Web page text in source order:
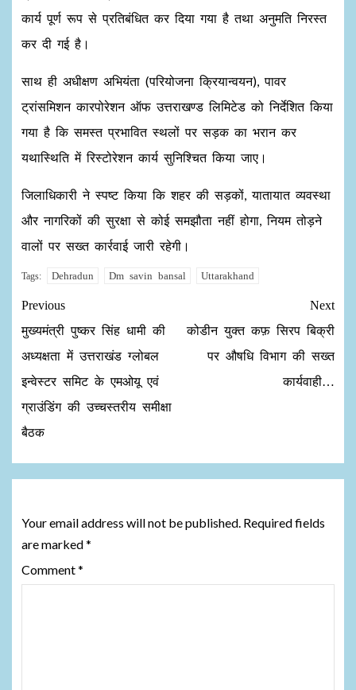
कार्य पूर्ण रूप से प्रतिबंधित कर दिया गया है तथा अनुमति निरस्त
कर दी गई है।
साथ ही अधीक्षण अभियंता (परियोजना क्रियान्वयन), पावर
ट्रांसमिशन कारपोरेशन ऑफ उत्तराखण्ड लिमिटेड को निर्देशित किया
गया है कि समस्त प्रभावित स्थलों पर सड़क का भरान कर
यथास्थिति में रिस्टोरेशन कार्य सुनिश्चित किया जाए।
जिलाधिकारी ने स्पष्ट किया कि शहर की सड़कों, यातायात व्यवस्था
और नागरिकों की सुरक्षा से कोई समझौता नहीं होगा, नियम तोड़ने
वालों पर सख्त कार्रवाई जारी रहेगी।
Tags: Dehradun Dm savin bansal Uttarakhand
Previous
मुख्यमंत्री पुष्कर सिंह धामी की
अध्यक्षता में उत्तराखंड ग्लोबल
इन्वेस्टर समिट के एमओयू एवं
ग्राउंडिंग की उच्चस्तरीय समीक्षा
बैठक
Next
कोडीन युक्त कफ़ सिरप बिक्री
पर औषधि विभाग की सख्त
कार्यवाही…
Your email address will not be published. Required fields
are marked*
Comment*